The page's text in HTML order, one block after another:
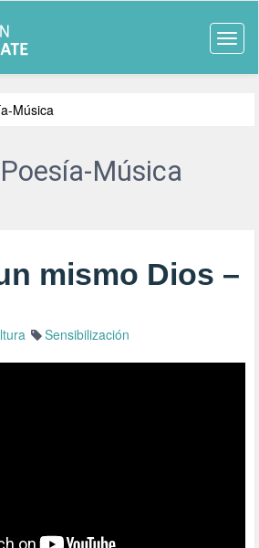
Música
Poesía-Música
mismo Dios –
Sensibilización